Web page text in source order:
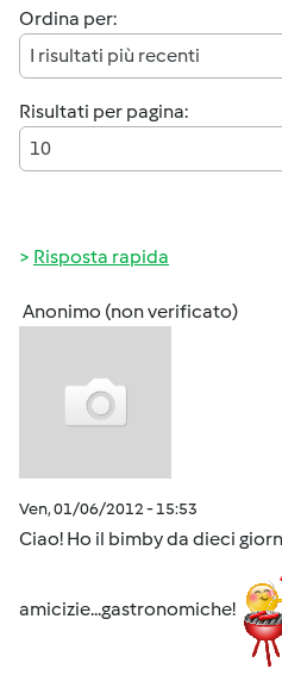
Ordina per:
I risultati più recenti
Risultati per pagina:
10
Risposta rapida
Anonimo (non verificato)
Ven, 01/06/2012 - 15:53
Ciao! Ho il bimby da dieci
amicizie...gastronomiche!